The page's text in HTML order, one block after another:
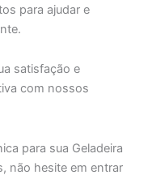
para ajudar e
satisfação e
com nossos
para sua Geladeira
não hesite em entrar